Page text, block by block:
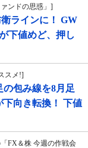
ンドの思惑」]
ラインに！ GW
下値めど、押し
スメ!]
の包み線を8月足
下向き転換！ 下値
FX＆株 今週の作戦会